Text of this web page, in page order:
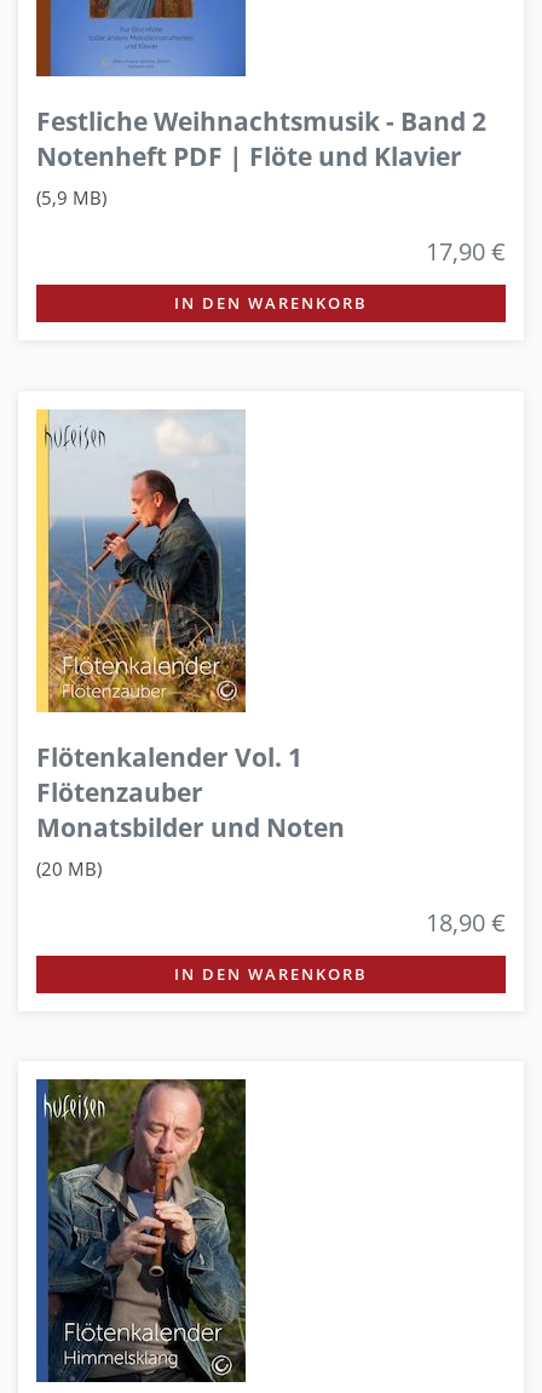
Festliche Weihnachtsmusik - Band 2
Notenheft PDF | Flöte und Klavier
(5,9 MB)
17,90 €
IN DEN WARENKORB
Flötenkalender Vol. 1
Flötenzauber
Monatsbilder und Noten
(20 MB)
18,90 €
IN DEN WARENKORB